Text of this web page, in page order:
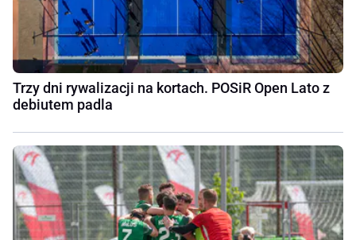
Trzy dni rywalizacji na kortach. POSiR Open Lato z
debiutem padla